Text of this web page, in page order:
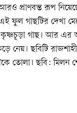
প্রাণবন্ত রূপ
এই ফুল গাছটির দেখা
কৃষ্ণচূড়া গাছ। আর
নেয়। ছবিটি
তোলা। ছবি: মিলন